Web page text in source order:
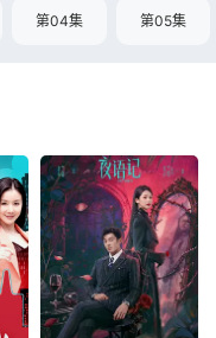
第04集 第05集